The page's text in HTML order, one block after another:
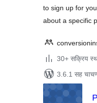
to sign up for
about a specific
30+ सक्रिय
3.6.1 सह